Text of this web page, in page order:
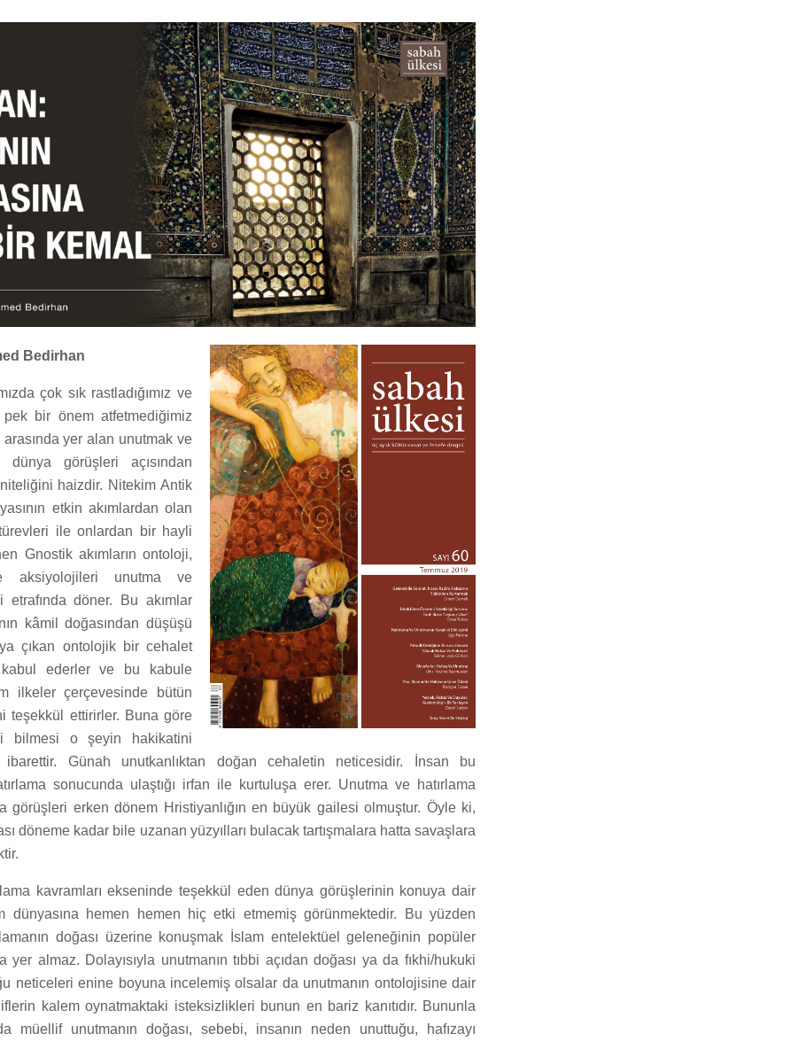
Bedirhan
çok sık rastladığımız ve
bir önem atfetmediğimiz
yer alan unutmak ve
dünya görüşleri açısından
haizdir. Nitekim Antik
etkin akımlardan olan
ile onlardan bir hayli
Gnostik akımların ontoloji,
aksiyolojileri unutma ve
etrafında döner. Bu akımlar
kâmil doğasından düşüşü
çıkan ontolojik bir cehalet
ederler ve bu kabule
ilkeler çerçevesinde bütün
teşekkül ettirirler. Buna göre
bilmesi o şeyin hakikatini
ibarettir. Günah unutkanlıktan doğan cehaletin neticesidir. İnsan bu
sonucunda ulaştığı irfan ile kurtuluşa erer. Unutma ve hatırlama
görüşleri erken dönem Hristiyanlığın en büyük gailesi olmuştur. Öyle ki,
döneme kadar bile uzanan yüzyılları bulacak tartışmalara hatta savaşlara
kavramları ekseninde teşekkül eden dünya görüşlerinin konuya dair
dünyasına hemen hemen hiç etki etmemiş görünmektedir. Bu yüzden
doğası üzerine konuşmak İslam entelektüel geleneğinin popüler
yer almaz. Dolayısıyla unutmanın tıbbi açıdan doğası ya da fıkhi/hukuki
neticeleri enine boyuna incelemiş olsalar da unutmanın ontolojisine dair
kalem oynatmaktaki isteksizlikleri bunun en bariz kanıtıdır. Bununla
müellif unutmanın doğası, sebebi, insanın neden unuttuğu, hafızayı